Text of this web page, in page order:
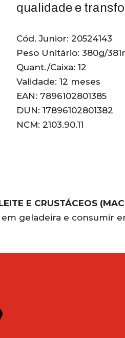
qualidade e
Cód. Junior: 20524143
Peso Unitário: 380g/
Quant./Caixa: 12
Validade: 12 meses
EAN: 7896102801385
DUN: 17896102801382
NCM: 2103.90.11
E CRUSTÁCEOS
geladeira e consumir